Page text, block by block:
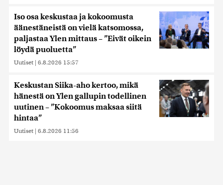
Iso osa keskustaa ja kokoomusta
äänestäneistä on vielä katsomossa,
paljastaa Ylen mittaus – ”Eivät oikein
löydä puoluetta”
Uutiset | 6.8.2026 15:57
Keskustan Siika-aho kertoo, mikä
hänestä on Ylen gallupin todellinen
uutinen – ”Kokoomus maksaa siitä
hintaa”
Uutiset | 6.8.2026 11:56